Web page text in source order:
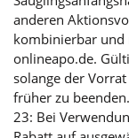
anderen
kombinierbar und
onlineapo.de.
solange der
früher zu
23: Bei